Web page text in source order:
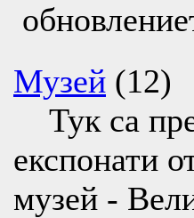
Музей (12)
Тук са
експонати
музей -